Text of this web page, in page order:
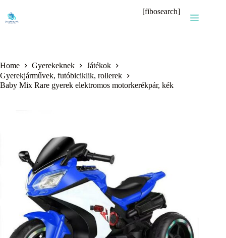
content
[fibosearch]
Home Gyerekeknek
Játékok
Gyerekjárművek, futóbiciklik, rollerek
Baby Mix Rare gyerek elektromos motorkerékpár, kék